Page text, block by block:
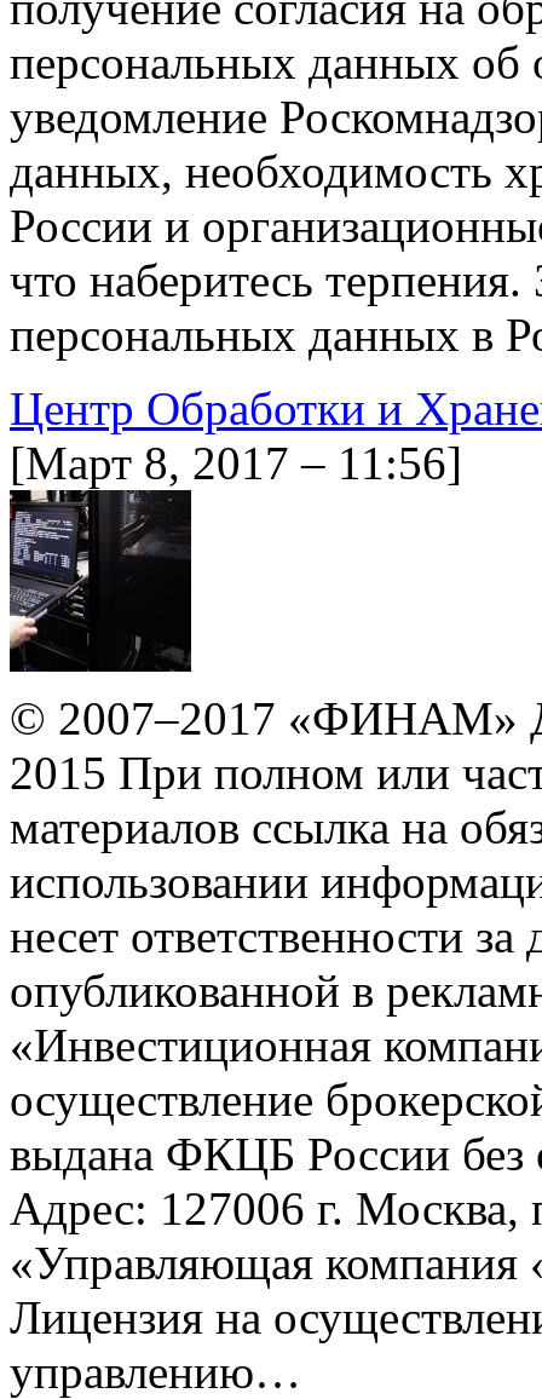
персональных данных об
уведомление
данных, необходимость
России и
что наберитесь терпения.
персональных данных в
Центр Обработки и
[Март 8, 2017 – 11:56]
© 2007–2017 «ФИНАМ»
2015 При полном или
материалов ссылка на
использовании
несет ответственности
опубликованной в
«Инвестиционная
осуществление
выдана ФКЦБ России без
Адрес: 127006 г. Москва,
«Управляющая
Лицензия на
управлению…